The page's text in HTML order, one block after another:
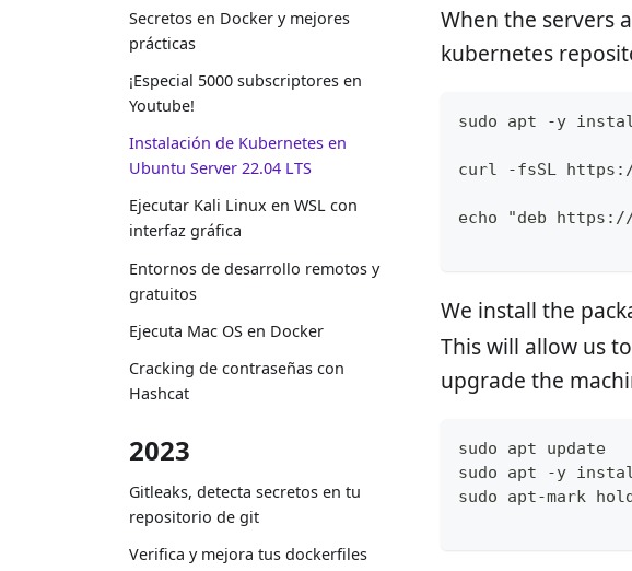
Secretos en Docker y mejores
prácticas
¡Especial 5000 subscriptores en
Youtube!
Instalación de Kubernetes en
Ubuntu Server 22.04 LTS
Ejecutar Kali Linux en WSL con
interfaz gráfica
Entornos de desarrollo remotos y
gratuitos
Ejecuta Mac OS en Docker
Cracking de contraseñas con
Hashcat
2023
Gitleaks, detecta secretos en tu
repositorio de git
Verifica y mejora tus dockerfiles
When the servers
kubernetes
sudo apt -y
curl -fsSL https://
echo "deb
We install the
This will allow us
upgrade the
sudo apt update
sudo apt -y
sudo apt-mark